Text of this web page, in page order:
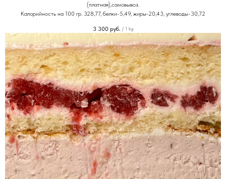
(платная),самовывоз.
Калорийность на 100 гр. 328,77, белки-5,49, жиры-20,43, углеводы-30,72
3 300 руб. / 1 kg